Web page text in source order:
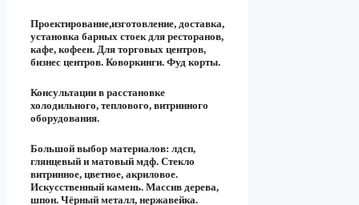
Проектирование,изготовление, доставка,
установка барных стоек для ресторанов,
кафе, кофеен. Для торговых центров,
бизнес центров. Коворкинги. Фуд корты.
Консультации в расстановке
холодильного, теплового, витринного
оборудования.
Большой выбор материалов: лдсп,
глянцевый и матовый мдф. Стекло
витринное, цветное, акриловое.
Искусственный камень. Массив дерева,
шпон. Чёрный металл, нержавейка.